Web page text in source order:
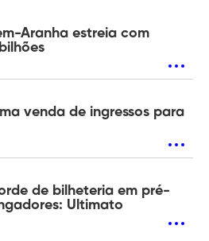
Aranha estreia com
venda de ingressos para
de bilheteria em pré-
Ultimato